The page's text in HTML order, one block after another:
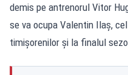
demis pe antrenorul Vitor
se va ocupa Valentin Ilaș,
timișorenilor și la finalul